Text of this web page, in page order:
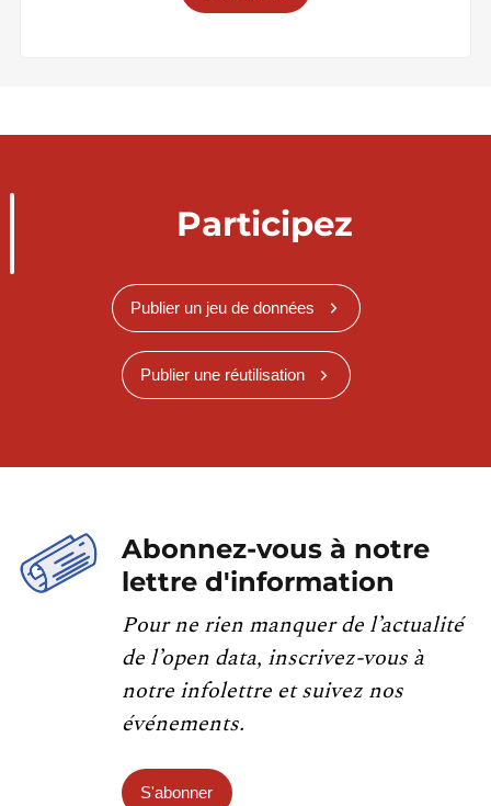
Participez
Publier un jeu de données
Publier une réutilisation
Abonnez-vous à notre
lettre d'information
Pour ne rien manquer de l’actualité
de l’open data, inscrivez-vous à
notre infolettre et suivez nos
événements.
S'abonner